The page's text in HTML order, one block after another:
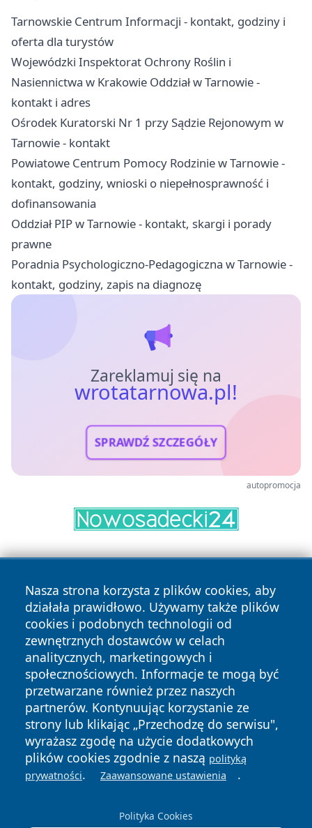
Tarnowskie Centrum Informacji - kontakt, godziny i
oferta dla turystów
Wojewódzki Inspektorat Ochrony Roślin i
Nasiennictwa w Krakowie Oddział w Tarnowie -
kontakt i adres
Ośrodek Kuratorski Nr 1 przy Sądzie Rejonowym w
Tarnowie - kontakt
Powiatowe Centrum Pomocy Rodzinie w Tarnowie -
kontakt, godziny, wnioski o niepełnosprawność i
dofinansowania
Oddział PIP w Tarnowie - kontakt, skargi i porady
prawne
Poradnia Psychologiczno-Pedagogiczna w Tarnowie -
kontakt, godziny, zapis na diagnozę
Zareklamuj się na
wrotatarnowa.pl!
SPRAWDŹ SZCZEGÓŁY
autopromocja
Nasza strona korzysta z plików cookies, aby
działała prawidłowo. Używamy także plików
cookies i podobnych technologii od
zewnętrznych dostawców w celach
analitycznych, marketingowych i
społecznościowych. Informacje te mogą być
przetwarzane również przez naszych
partnerów. Kontynuując korzystanie ze
strony lub klikając „Przechodzę do serwisu",
wyrażasz zgodę na użycie dodatkowych
plików cookies zgodnie z naszą polityką
prywatności. Zaawansowane ustawienia .
Polityka Cookies
Copyright © 2026 wrotatarnowa.pl Wszystkie prawa
zastrzeżone.
News Autorzy
Polityka
Prywatności
Polityka
Cookies